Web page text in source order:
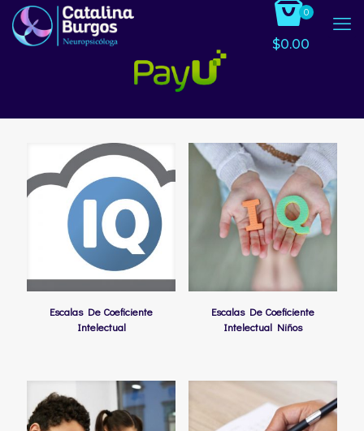
0
$0.00
Escalas De Coeficiente
Intelectual
Escalas De Coeficiente
Intelectual Niños